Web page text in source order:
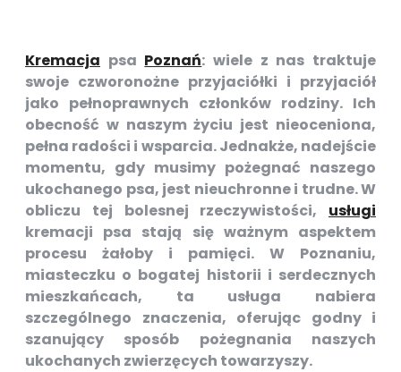
Kremacja psa Poznań: wiele z nas traktuje
swoje czworonożne przyjaciółki i przyjaciół
jako pełnoprawnych członków rodziny. Ich
obecność w naszym życiu jest nieoceniona,
pełna radości i wsparcia. Jednakże, nadejście
momentu, gdy musimy pożegnać naszego
ukochanego psa, jest nieuchronne i trudne. W
obliczu tej bolesnej rzeczywistości, usługi
kremacji psa stają się ważnym aspektem
procesu żałoby i pamięci. W Poznaniu,
miasteczku o bogatej historii i serdecznych
mieszkańcach, ta usługa nabiera
szczególnego znaczenia, oferując godny i
szanujący sposób pożegnania naszych
ukochanych zwierzęcych towarzyszy.